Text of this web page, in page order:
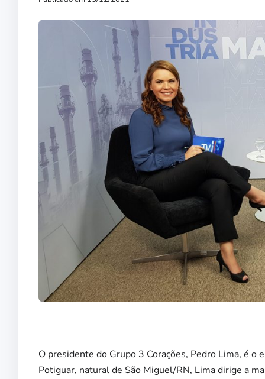
O presidente do Grupo 3 Corações, Pedro Lima, é o
Potiguar, natural de São Miguel/RN, Lima dirige a